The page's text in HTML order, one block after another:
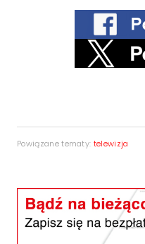
Powiązane tematy: telewizja